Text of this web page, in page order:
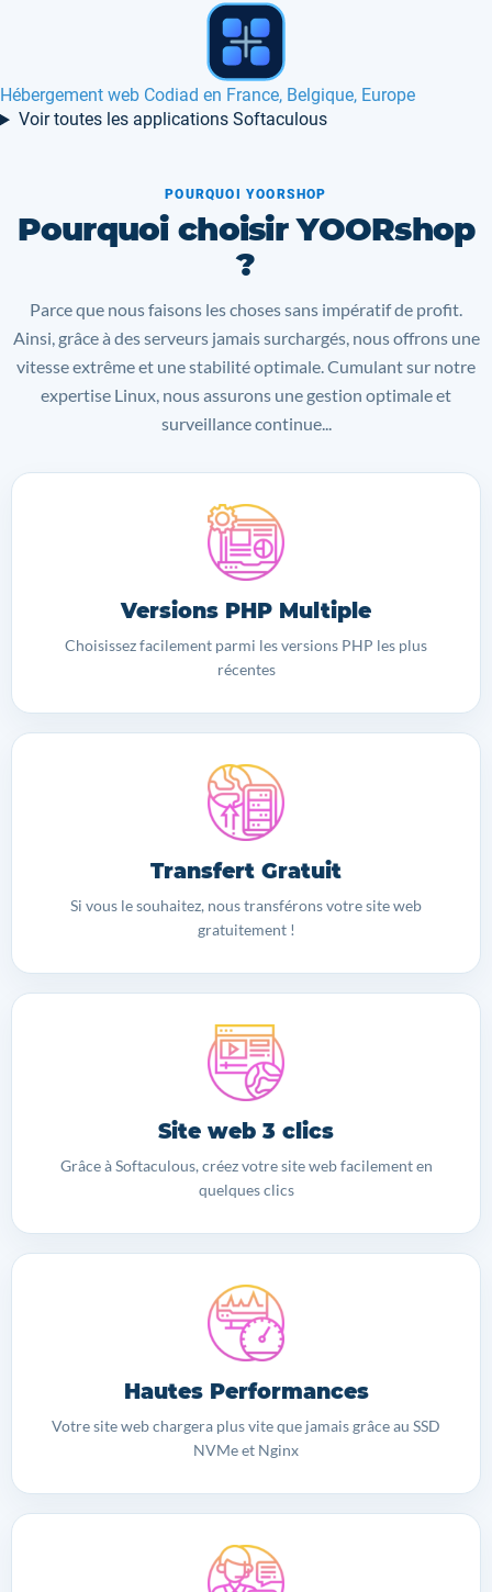
Hébergement web sNews en France, Canada
Voir toutes les applications Softaculous
POURQUOI YOORSHOP
Pourquoi choisir YOORshop
?
Parce que nous faisons les choses sans impératif de profit.
Ainsi, grâce à des serveurs jamais surchargés, nous offrons une
vitesse extrême et une stabilité optimale. Cumulant sur notre
expertise Linux, nous assurons une gestion optimale et
surveillance continue...
Versions PHP Multiple
Choisissez facilement parmi les versions PHP les plus
récentes
Transfert Gratuit
Si vous le souhaitez, nous transférons votre site web
gratuitement !
Site web 3 clics
Grâce à Softaculous, créez votre site web facilement en
quelques clics
Hautes Performances
Votre site web chargera plus vite que jamais grâce au SSD
NVMe et Nginx